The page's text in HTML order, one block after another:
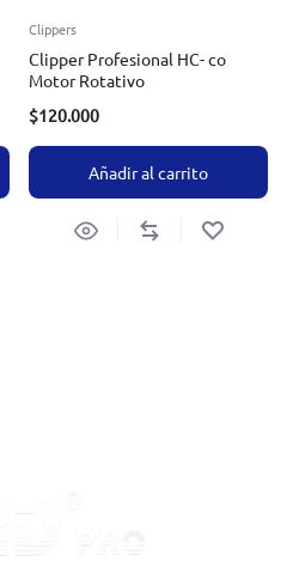
Clippers
Clipper Profesional HC- co
Motor Rotativo
$120.000
Añadir al carrito